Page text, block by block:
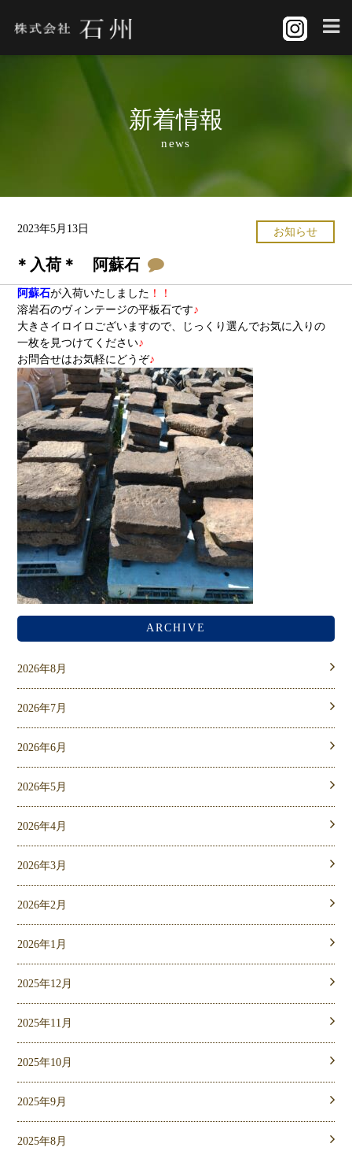
新着情報
news
2023年5月13日 お知らせ
＊入荷＊ 阿蘇石
阿蘇石が入荷いたしました ！！
溶岩石のヴィンテージの平板石です♪
大きさイロイロございますので、じっくり選んでお気に入りの
一枚を見つけてください♪
お問合せはお気軽にどうぞ♪
ARCHIVE
2026年8月
2026年7月
2026年6月
2026年5月
2026年4月
2026年3月
2026年2月
2026年1月
2025年12月
2025年11月
2025年10月
2025年9月
2025年8月